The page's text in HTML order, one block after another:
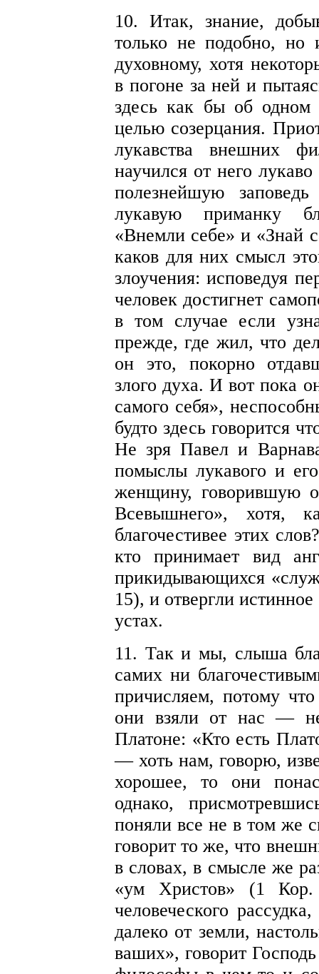
10. Итак, знание,
только не подобно, но
духовному, хотя
в погоне за ней и
здесь как бы об одном
целью созерцания.
лукавства внешних
научился от него
полезнейшую
лукавую приманку
«Внемли себе» и «Знай
каков для них смысл
злоучения: исповедуя
человек достигнет
в том случае если
прежде, где жил, что
он это, покорно
злого духа. И вот пока
самого себя»,
будто здесь говорится
Не зря Павел и
помыслы лукавого и
женщину,
Всевышнего», хотя,
благочестивее этих
кто принимает вид
прикидывающихся
15), и отвергли
устах.
11. Так и мы, слыша
самих ни
причисляем, потому
они взяли от нас —
Платоне: «Кто есть
— хоть нам, говорю,
хорошее, то они
однако,
поняли все не в том же
говорит то же, что
в словах, в смысле же
«ум Христов» (1
человеческого
далеко от земли,
ваших», говорит